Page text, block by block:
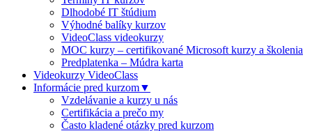
Dlhodobé IT štúdium
Výhodné balíky kurzov
VideoClass videokurzy
MOC kurzy – certifikované Microsoft kurzy a školenia
Predplatenka – Múdra karta
Videokurzy VideoClass
Informácie pred kurzom▼
Vzdelávanie a kurzy u nás
Certifikácia a prečo my
Často kladené otázky pred kurzom